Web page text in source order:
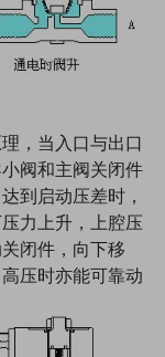
，当入口与出口
阀和主阀关闭件
到启动压差时，
力上升，上腔压
闭件，向下移
压时亦能可靠动